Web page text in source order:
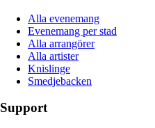
Alla evenemang
Evenemang per stad
Alla arrangörer
Alla artister
Knislinge
Smedjebacken
Support